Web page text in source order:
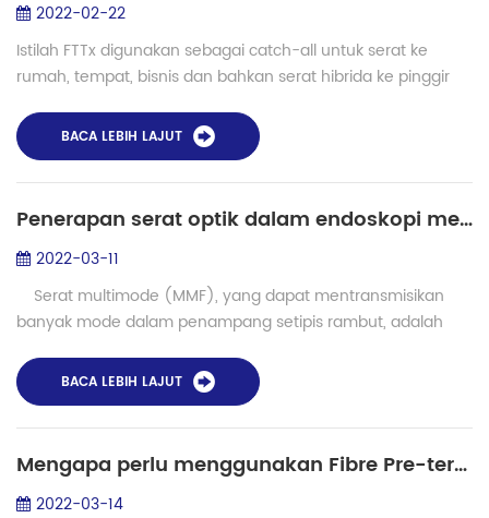
2022-02-22
Istilah FTTx digunakan sebagai catch-all untuk serat ke
rumah, tempat, bisnis dan bahkan serat hibrida ke pinggir
tetapi kami akan membahas sem...
BACA LEBIH LAJUT
Penerapan serat optik dalam endoskopi medis
2022-03-11
Serat multimode (MMF), yang dapat mentransmisikan
banyak mode dalam penampang setipis rambut, adalah
mentransmisikan cahaya inform...
BACA LEBIH LAJUT
Mengapa perlu menggunakan Fibre Pre-terminated
2022-03-14